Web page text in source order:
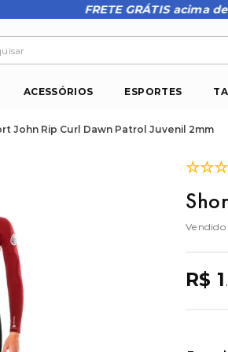
FRETE GRÁTIS acima
ACESSÓRIOS ESPORTES
John Rip Curl Dawn Patrol Juvenil 2mm
☆☆☆
R$ 1 .